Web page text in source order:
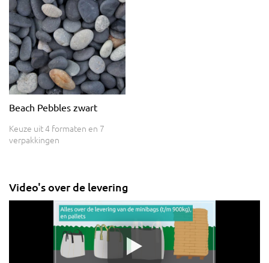
Beach Pebbles zwart
Keuze uit 4 formaten en 7
verpakkingen
Video's over de levering